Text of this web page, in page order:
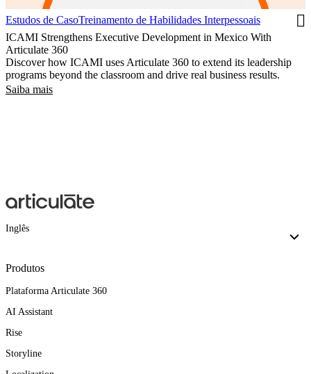
Estudos de CasoTreinamento de Habilidades Interpessoais
ICAMI Strengthens Executive Development in Mexico With
Articulate 360
Discover how ICAMI uses Articulate 360 to extend its leadership
programs beyond the classroom and drive real business results.
Saiba mais
Inglês
Produtos
Plataforma Articulate 360
AI Assistant
Rise
Storyline